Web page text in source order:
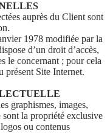
auprès du Client sont
1978 modifiée par la
d’un droit d’accès,
le concernant ; pour cela
présent Site Internet.
graphismes, images,
la propriété exclusive
ou contenus